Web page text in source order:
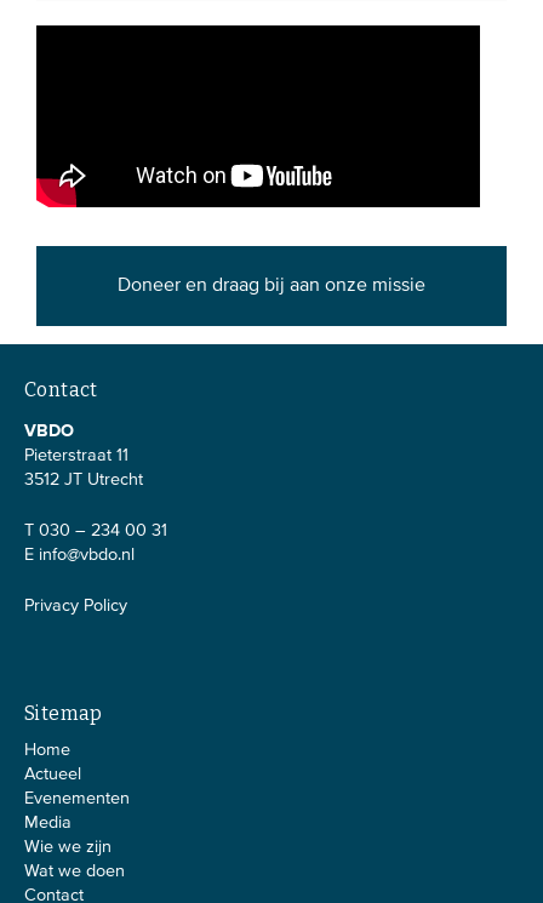
Doneer en draag bij aan onze missie
Contact
VBDO
Pieterstraat 11
3512 JT Utrecht
T 030 – 234 00 31
E info@vbdo.nl
Privacy Policy
Sitemap
Home
Actueel
Evenementen
Media
Wie we zijn
Wat we doen
Contact